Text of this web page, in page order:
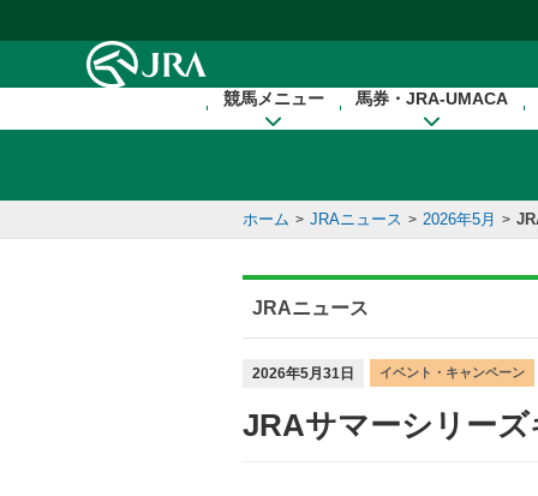
競馬メニュー 馬券・JRA-UMACA
ホーム > JRAニュース > 2026年5月 >
JRAニュース
2026年5月31日 イベント・キャンペーン
JRAサマーシリー